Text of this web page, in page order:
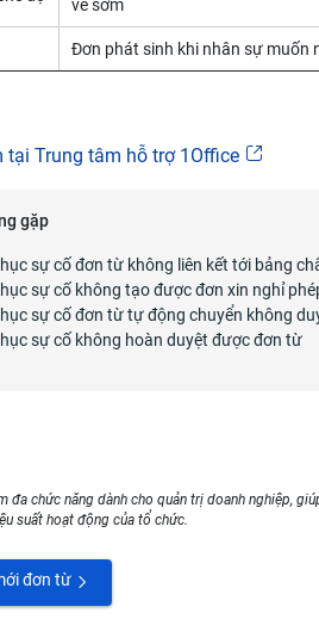
về sớm
Đơn phát sinh khi nhân sự muốn
tại Trung tâm hỗ trợ 1Office
gặp
sự cố đơn từ không liên kết tới bảng
sự cố không tạo được đơn xin nghỉ
sự cố đơn từ tự động chuyển không
sự cố không hoàn duyệt được đơn từ
đa chức năng dành cho quản trị doanh nghiệp,
suất hoạt động của tổ chức.
đơn từ